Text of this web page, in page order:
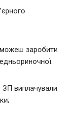
заробити
ЗП виплачували